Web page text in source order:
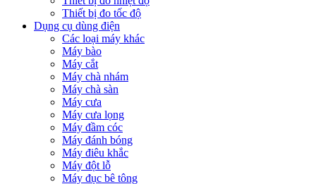
Thiết bị đo tốc độ
Dụng cụ dùng điện
Các loại máy khác
Máy bào
Máy cắt
Máy chà nhám
Máy chà sàn
Máy cưa
Máy cưa lọng
Máy đầm cóc
Máy đánh bóng
Máy điêu khắc
Máy đột lỗ
Máy đục bê tông